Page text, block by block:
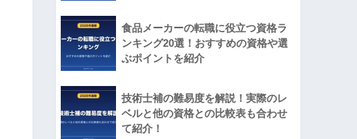
食品メーカーの転職に役立つ資格ラ
ンキング20選！おすすめの資格や選
ぶポイントを紹介
技術士補の難易度を解説！実際のレ
ベルと他の資格との比較表も合わせ
て紹介！